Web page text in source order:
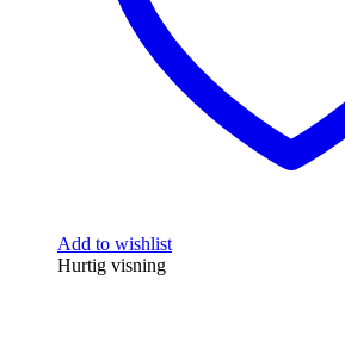
Add to wishlist
Hurtig visning